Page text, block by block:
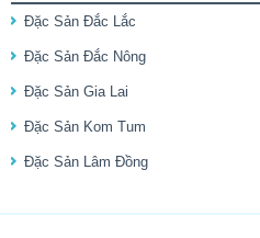
Đặc Sản Đắc Lắc
Đặc Sản Đắc Nông
Đặc Sản Gia Lai
Đặc Sản Kom Tum
Đặc Sản Lâm Đồng